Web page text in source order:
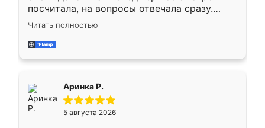
посчитала, на вопросы отвечала сразу.
Замерщик приехал в субботу, подошёл к
делу со всей ответственностью. Собрали
за день, ребята работали аккуратно, даже
Читать полностью
Аринка Р.
5 августа 2026